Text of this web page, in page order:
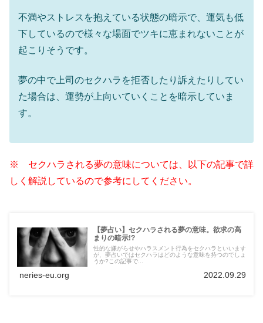
不満やストレスを抱えている状態の暗示で、運気も低
下しているので様々な場面でツキに恵まれないことが
起こりそうです。
夢の中で上司のセクハラを拒否したり訴えたりしてい
た場合は、運勢が上向いていくことを暗示していま
す。
※ セクハラされる夢の意味については、以下の記事で詳
しく解説しているので参考にしてください。
【夢占い】セクハラされる夢の意味。欲求の高
まりの暗示!?
性的な嫌がらせやハラスメント行為をセクハラといいます
が、夢占いではセクハラはどのような意味を持つのでしょ
うか?この記事で...
neries-eu.org 2022.09.29